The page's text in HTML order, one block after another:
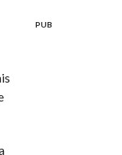
PUB